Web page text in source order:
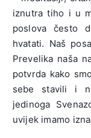
iznutra tiho i u
poslova često
hvatati. Naš
Prevelika naša
potvrda kako
sebe stavili i
jedinoga
uvijek imamo